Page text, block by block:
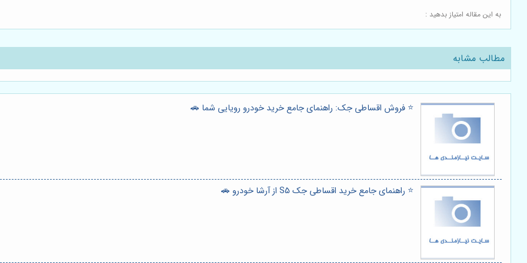
به این مقاله امتیاز بدهید :
مطالب مشابه
⭐️ فروش اقساطی جک: راهنمای جامع خرید خودرو رویایی شما 🚗
⭐️ راهنمای جامع خرید اقساطی جک S5 از آرشا خودرو 🚗